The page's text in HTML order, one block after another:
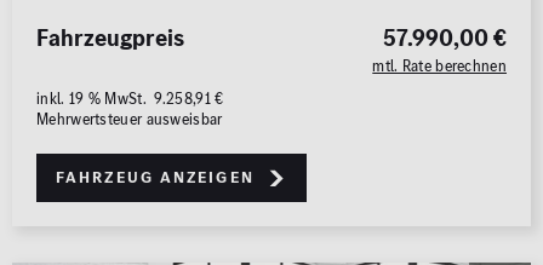
57.990,00 €
mtl. Rate berechnen
Fahrzeugpreis
inkl. 19 % MwSt. 9.258,91 €
Mehrwertsteuer ausweisbar
Fahrzeug anzeigen